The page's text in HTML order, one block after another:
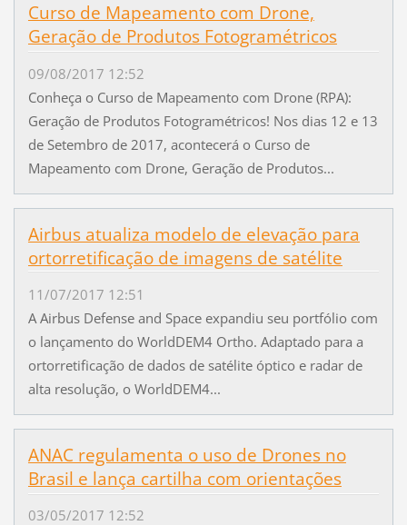
Curso de Mapeamento com Drone,
Geração de Produtos Fotogramétricos
09/08/2017 12:52
Conheça o Curso de Mapeamento com Drone (RPA):
Geração de Produtos Fotogramétricos! Nos dias 12 e 13
de Setembro de 2017, acontecerá o Curso de
Mapeamento com Drone, Geração de Produtos...
Airbus atualiza modelo de elevação para
ortorretificação de imagens de satélite
11/07/2017 12:51
A Airbus Defense and Space expandiu seu portfólio com
o lançamento do WorldDEM4 Ortho. Adaptado para a
ortorretificação de dados de satélite óptico e radar de
alta resolução, o WorldDEM4...
ANAC regulamenta o uso de Drones no
Brasil e lança cartilha com orientações
03/05/2017 12:52